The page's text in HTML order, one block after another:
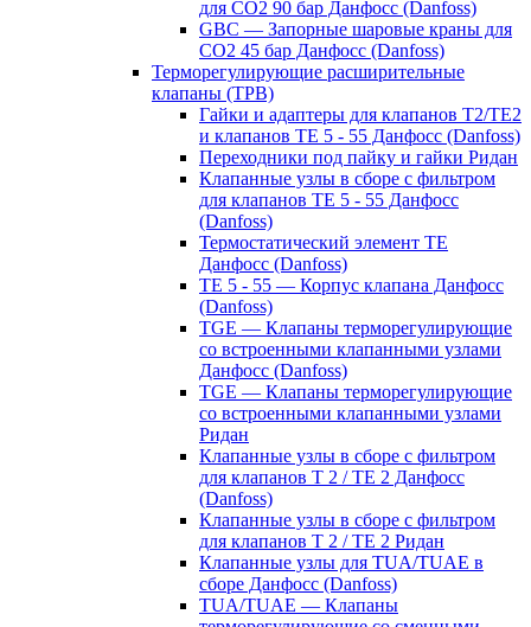
для CO2 90 бар Данфосс (Danfoss)
GBC — Запорные шаровые краны для
CO2 45 бар Данфосс (Danfoss)
Терморегулирующие расширительные
клапаны (ТРВ)
Гайки и адаптеры для клапанов T2/TE2
и клапанов TE 5 - 55 Данфосс (Danfoss)
Переходники под пайку и гайки Ридан
Клапанные узлы в сборе с фильтром
для клапанов TE 5 - 55 Данфосс
(Danfoss)
Термостатический элемент TE
Данфосс (Danfoss)
TE 5 - 55 — Корпус клапана Данфосс
(Danfoss)
TGE — Клапаны терморегулирующие
со встроенными клапанными узлами
Данфосс (Danfoss)
TGE — Клапаны терморегулирующие
со встроенными клапанными узлами
Ридан
Клапанные узлы в сборе с фильтром
для клапанов T 2 / TE 2 Данфосс
(Danfoss)
Клапанные узлы в сборе с фильтром
для клапанов T 2 / TE 2 Ридан
Клапанные узлы для TUA/TUAE в
сборе Данфосс (Danfoss)
TUA/TUAE — Клапаны